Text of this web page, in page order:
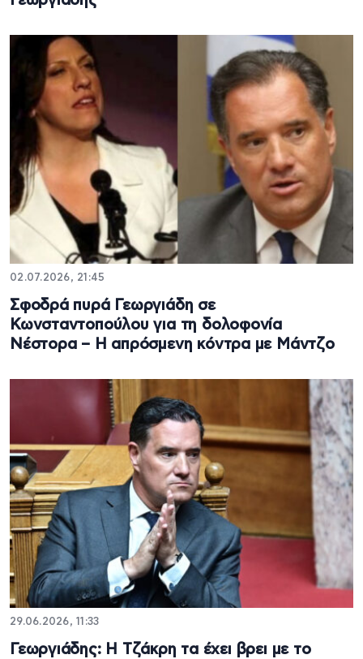
02.07.2026, 21:45
Σφοδρά πυρά Γεωργιάδη σε
Κωνσταντοπούλου για τη δολοφονία
Νέστορα – Η απρόσμενη κόντρα με Μάντζο
29.06.2026, 11:33
Γεωργιάδης: Η Τζάκρη τα έχει βρει με το